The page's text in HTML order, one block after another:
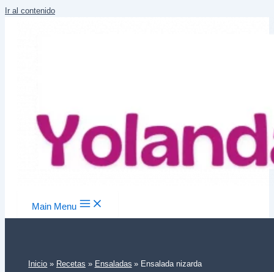
Ir al contenido
Main Menu
Inicio Recetas Ensaladas Ensalada nizarda